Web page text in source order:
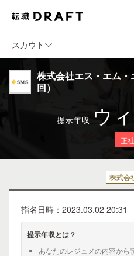
スカウト
株式会社エス・エム
回）
提示年収 ウ
正
株式会
指名日時：2023.03.02 20:31
提示年収とは？
あなたのレジュメの内容から